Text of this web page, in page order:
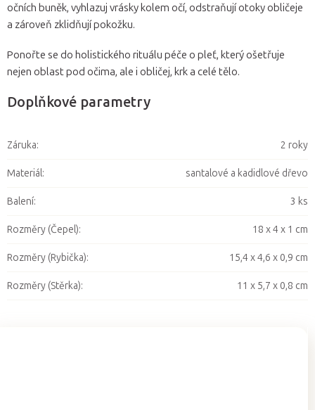
očních buněk, vyhlazuj vrásky kolem očí, odstraňují otoky obličeje
a zároveň zklidňují pokožku.
Ponořte se do holistického rituálu péče o pleť, který ošetřuje
nejen oblast pod očima, ale i obličej, krk a celé tělo.
Doplňkové parametry
Záruka: 2 roky
Materiál: santalové a kadidlové dřevo
Balení: 3 ks
Rozměry (Čepel): 18 x 4 x 1 cm
Rozměry (Rybička): 15,4 x 4,6 x 0,9 cm
Rozměry (Stěrka): 11 x 5,7 x 0,8 cm